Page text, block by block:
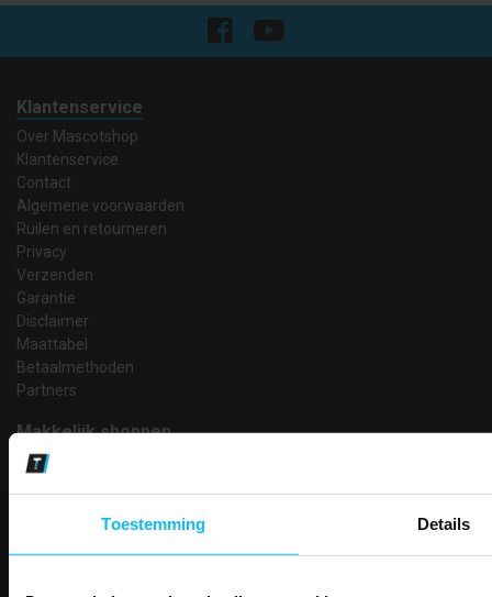
Toestemming Details
Klantenservice
Over Mascotshop
Klantenservice
Contact
Algemene voorwaarden
Ruilen en retourneren
Privacy
Verzenden
Garantie
Disclaimer
Maattabel
Betaalmethoden
Partners
Makkelijk shoppen
Gratis verzending in Nederland vanaf € 150,- excl. BTW
Betaalwijze